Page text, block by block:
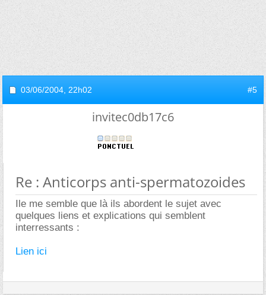
03/06/2004, 22h02 #5
invitec0db17c6
Re : Anticorps anti-spermatozoides
Ile me semble que là ils abordent le sujet avec
quelques liens et explications qui semblent
interressants :
Lien ici